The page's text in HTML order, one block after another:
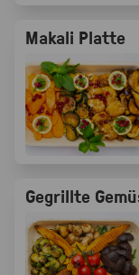
Makali Platte
Gegrillte